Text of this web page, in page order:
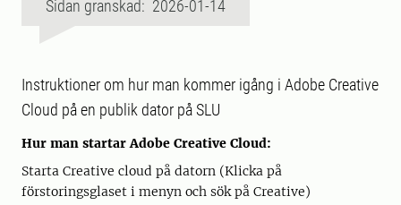
Sidan granskad: 2026-01-14
Instruktioner om hur man kommer igång i Adobe Creative
Cloud på en publik dator på SLU
Hur man startar Adobe Creative Cloud:
Starta Creative cloud på datorn (Klicka på
förstoringsglaset i menyn och sök på Creative)